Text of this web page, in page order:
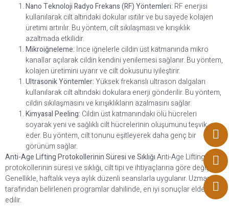
Nano Teknoloji Radyo Frekans (RF) Yöntemleri: RF enerjisi
kullanılarak cilt altındaki dokular ısıtılır ve bu sayede kolajen
üretimi artırılır. Bu yöntem, cilt sıkılaşması ve kırışıklık
azaltmada etkilidir.
Mikroiğneleme: İnce iğnelerle cildin üst katmanında mikro
kanallar açılarak cildin kendini yenilemesi sağlanır. Bu yöntem,
kolajen üretimini uyarır ve cilt dokusunu iyileştirir.
Ultrasonik Yöntemler:Yüksek frekanslı ultrason dalgaları
kullanılarak cilt altındaki dokulara enerji gönderilir. Bu yöntem,
cildin sıkılaşmasını ve kırışıklıkların azalmasını sağlar.
Kimyasal Peeling: Cildin üst katmanındaki ölü hücreleri
soyarak yeni ve sağlıklı cilt hücrelerinin oluşumunu teşvik
eder. Bu yöntem, cilt tonunu eşitleyerek daha genç bir
görünüm sağlar.
Anti-Age Lifting Protokollerinin Süresi ve SıklığıAnti-Age Lifting
protokollerinin süresi ve sıklığı, cilt tipi ve ihtiyaçlarına göre değişir.
Genellikle, haftalık veya aylık düzenli seanslarla uygulanır. Uzmanlar
tarafından belirlenen programlar dahilinde, en iyi sonuçlar elde
edilir.